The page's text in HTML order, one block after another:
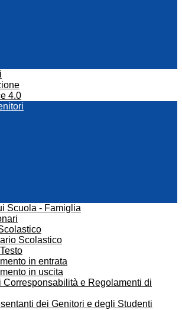
4.0
Scuola - Famiglia
Scolastico
in entrata
in uscita
Corresponsabilità e Regolamenti di
dei Genitori e degli Studenti